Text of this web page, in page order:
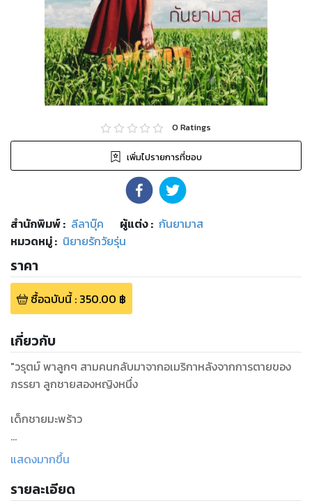
0 Ratings
เพิ่มไปรายการที่ชอบ
สำนักพิมพ์: ลีลาบุ๊ค ผู้แต่ง : กันยามาส
หมวดหมู่: นิยายรักวัยรุ่น
ราคา
ซื้อฉบับนี้: 350.00 ฿
เกี่ยวกับ
"วรุตม์ พาลูกๆ สามคนกลับมาจากอเมริกาหลังจากการตายของ
ภรรยา ลูกชายสองหญิงหนึ่ง
เด็กชายมะพร้าว
เด็กหญิงมะนาว
เด็กชายมะไฟ
แสดงมากขึ้น
รายละเอียด